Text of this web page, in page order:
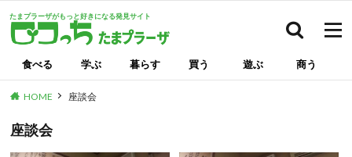
たまプラーザがもっと好きになる発見サイト
食べる 学ぶ 暮らす 買う 遊ぶ 商う
HOME 座談会
座談会